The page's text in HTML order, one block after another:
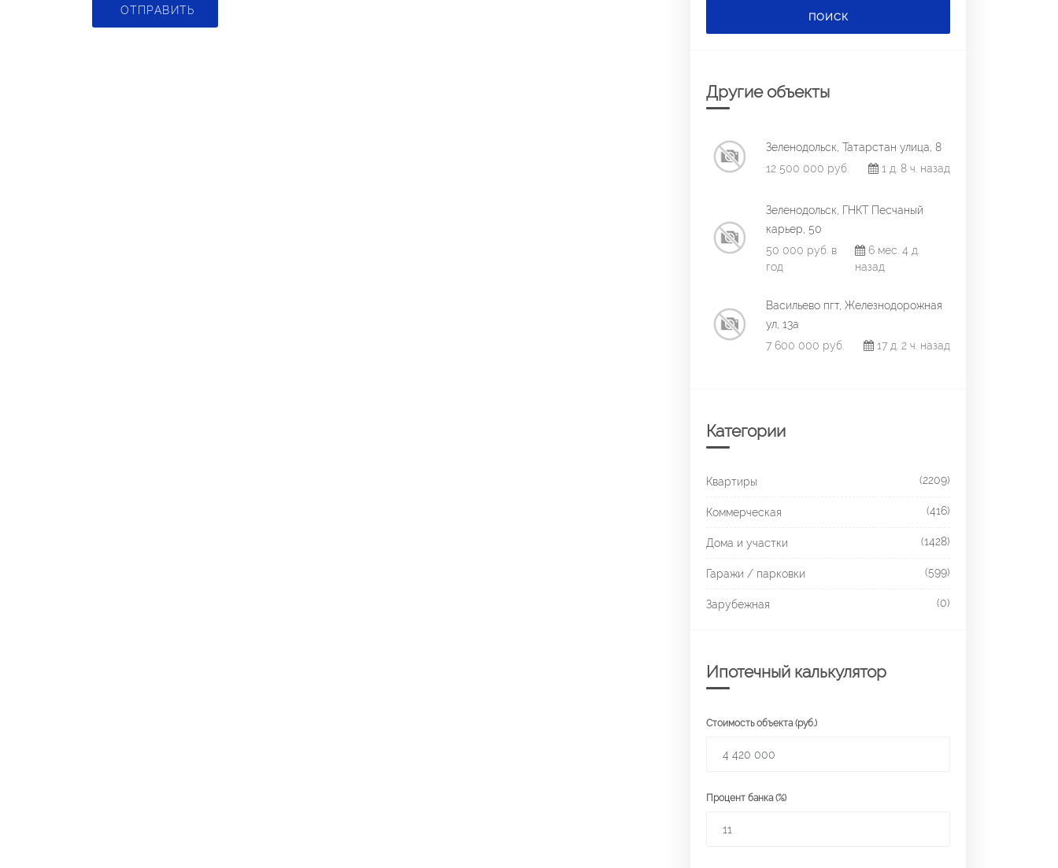
ОТПРАВИТЬ
ПОИСК
Другие объекты
Зеленодольск, Татарстан улица, 8
12 500 000 руб.
1 д. 8 ч. назад
Зеленодольск, ГНКТ Песчаный
карьер, 50
50 000 руб. в
год
6 мес. 4 д.
назад
Васильево пгт, Железнодорожная
ул, 13а
7 600 000 руб.
17 д. 2 ч. назад
Категории
Квартиры (2209)
Коммерческая (416)
Дома и участки (1428)
Гаражи / парковки (599)
Зарубежная (0)
Ипотечный калькулятор
Стоимость объекта (руб.)
Процент банка (%)